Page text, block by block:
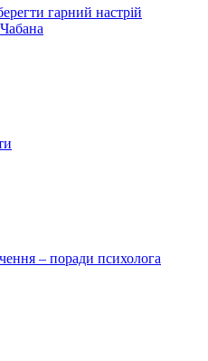
гарний настрій
– поради психолога